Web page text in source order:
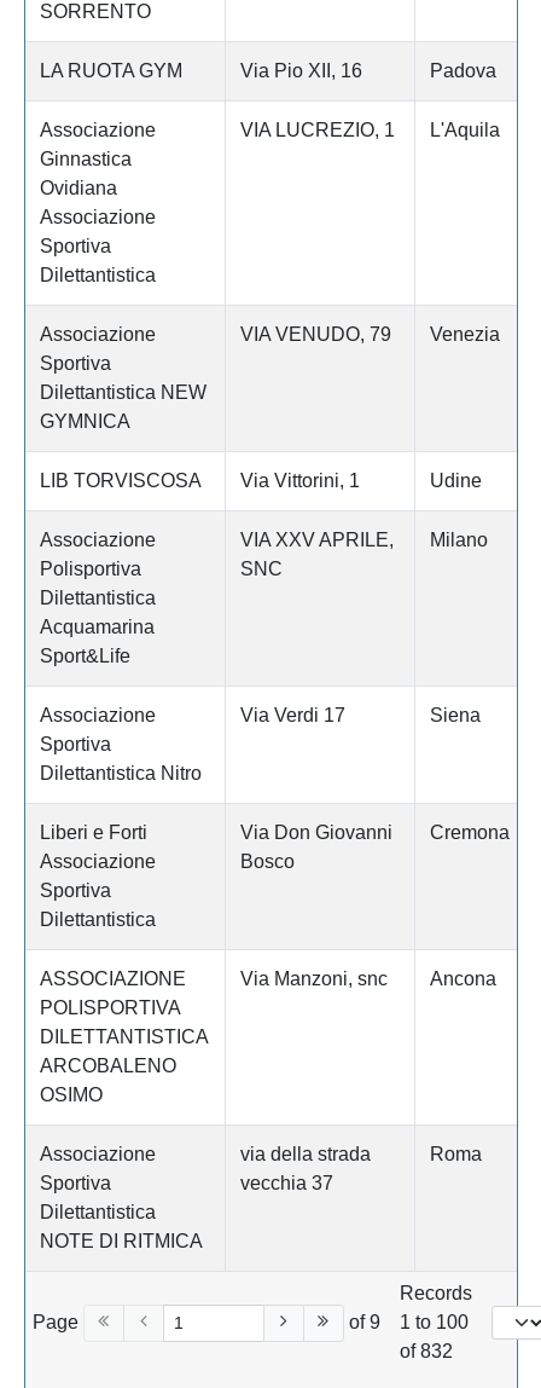
SORRENTO
LA RUOTA GYM Via Pio XII, 16 Padova
Associazione
Ginnastica
Ovidiana
Associazione
Sportiva
Dilettantistica
VIA LUCREZIO, 1 L'Aquila
Associazione
Sportiva
Dilettantistica NEW
GYMNICA
VIA VENUDO, 79 Venezia
LIB TORVISCOSA Via Vittorini, 1 Udine
Associazione
Polisportiva
Dilettantistica
Acquamarina
Sport&Life
VIA XXV APRILE,
SNC
Milano
Associazione
Sportiva
Dilettantistica Nitro
Via Verdi 17 Siena
Liberi e Forti
Associazione
Sportiva
Dilettantistica
Via Don Giovanni
Bosco
Cremona
ASSOCIAZIONE
POLISPORTIVA
DILETTANTISTICA
ARCOBALENO
OSIMO
Via Manzoni, snc Ancona
Associazione
Sportiva
Dilettantistica
NOTE DI RITMICA
via della strada
vecchia 37
Roma
Page of 9
Records
1 to 100
of 832